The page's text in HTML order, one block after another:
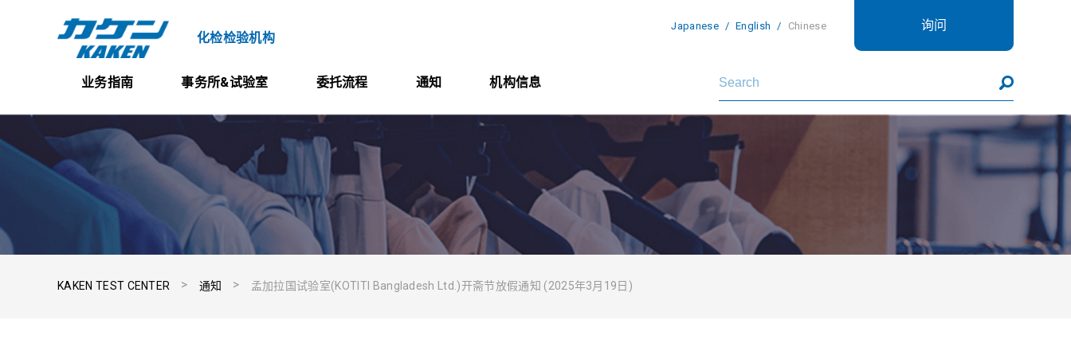
化检检验机构
Japanese English Chinese 询问
业务指南
纤维制品的品质标签指示
GINETEX
事务所&试验室 委托流程
试验委托合同
通知 机构信息
KAKEN TEST CENTER 通知 孟加拉国试验室(KOTITI Bangladesh Ltd.)开斋节放假通知 (2025年3月19日)